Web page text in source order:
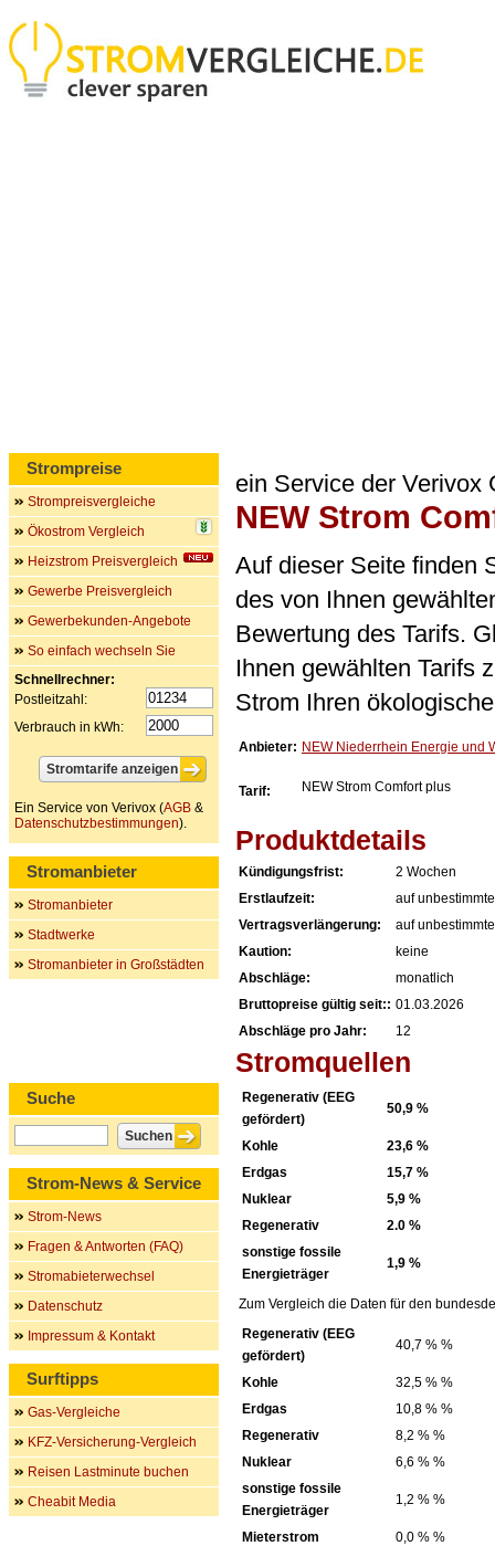
ein Service der Verivox
NEW Strom
Auf dieser Seite finden
des von Ihnen
Bewertung des Tarifs.
Ihnen gewählten Tarifs
Strom Ihren
Anbieter: NEW Niederrhein Energie und
Tarif: NEW Strom Comfort plus
Produktdetails
Kündigungsfrist:
2 Wochen
Erstlaufzeit:
auf
Vertragsverlängerung:
auf
Kaution:
keine
Abschläge:
monatlich
Bruttopreise gültig seit:: 01.03.2026
Abschläge pro Jahr:
12
Stromquellen
Regenerativ (EEG
gefördert)
50,9 %
Kohle
23,6 %
Erdgas
15,7 %
Nuklear
5,9 %
Regenerativ
2.0 %
sonstige fossile
Energieträger
1,9 %
Zum Vergleich die Daten für den
Regenerativ (EEG
gefördert)
40,7 % %
Kohle
32,5 % %
Erdgas
10,8 % %
Regenerativ
8,2 % %
Nuklear
6,6 % %
sonstige fossile
Energieträger
1,2 % %
Mieterstrom 0,0 % %
Strompreise
Strompreisvergleiche
Ökostrom Vergleich
Heizstrom Preisvergleich
Gewerbe Preisvergleich
Gewerbekunden-Angebote
So einfach wechseln Sie
Schnellrechner:
Postleitzahl:
Verbrauch in kWh:
Ein Service von Verivox (AGB &
Datenschutzbestimmungen).
Stromanbieter
Stromanbieter
Stadtwerke
Stromanbieter in Großstädten
Suche
Strom-News & Service
Strom-News
Fragen & Antworten (FAQ)
Stromabieterwechsel
Datenschutz
Impressum & Kontakt
Surftipps
Gas-Vergleiche
KFZ-Versicherung-Vergleich
Reisen Lastminute buchen
Cheabit Media